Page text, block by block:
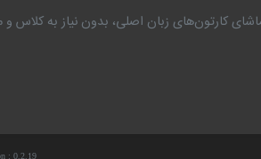
کارتون‌های زبان اصلی، بدون نیاز به
: 0.2.19